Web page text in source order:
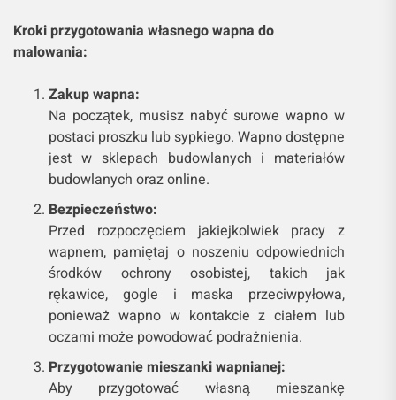
Kroki przygotowania własnego wapna do
malowania:
Zakup wapna:
Na początek, musisz nabyć surowe wapno w
postaci proszku lub sypkiego. Wapno dostępne
jest w sklepach budowlanych i materiałów
budowlanych oraz online.
Bezpieczeństwo:
Przed rozpoczęciem jakiejkolwiek pracy z
wapnem, pamiętaj o noszeniu odpowiednich
środków ochrony osobistej, takich jak
rękawice, gogle i maska przeciwpyłowa,
ponieważ wapno w kontakcie z ciałem lub
oczami może powodować podrażnienia.
Przygotowanie mieszanki wapnianej:
Aby przygotować własną mieszankę